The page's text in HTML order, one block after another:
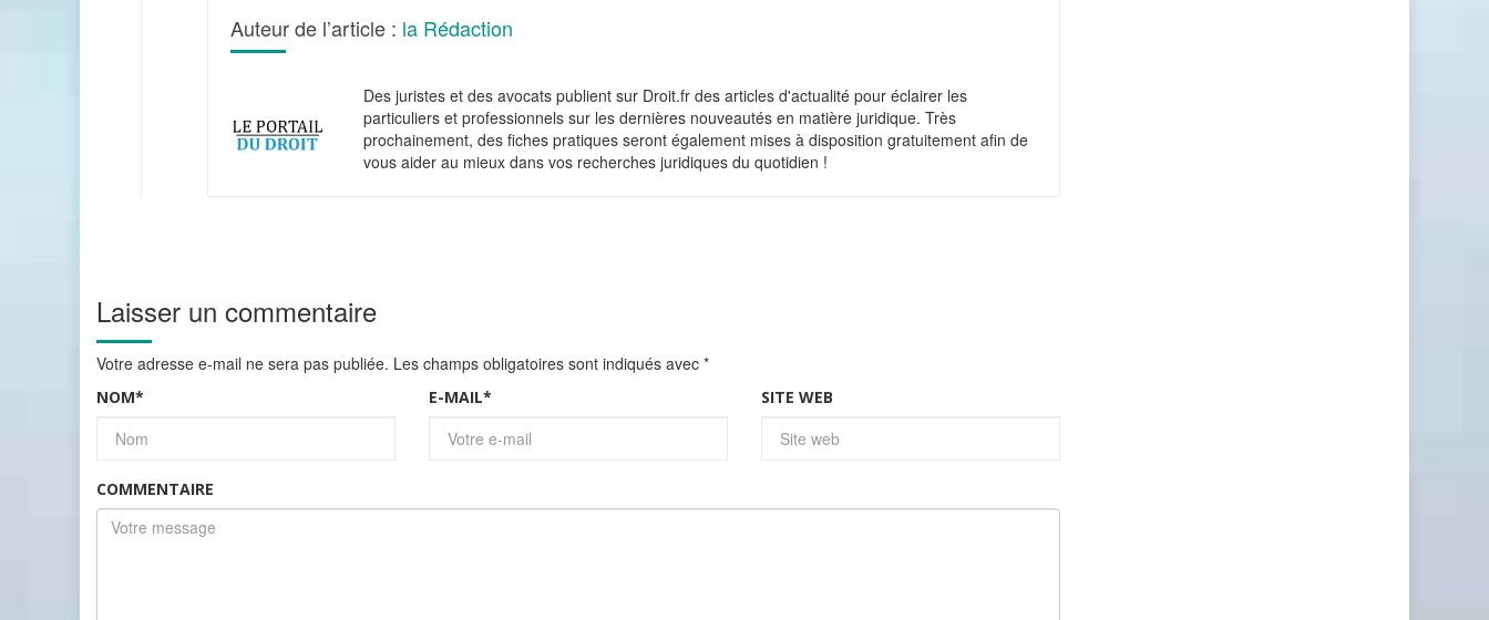
Auteur de l’article : la Rédaction
Des juristes et des avocats publient sur Droit.fr des articles d'actualité pour éclairer les
particuliers et professionnels sur les dernières nouveautés en matière juridique. Très
prochainement, des fiches pratiques seront également mises à disposition gratuitement afin de
vous aider au mieux dans vos recherches juridiques du quotidien !
Laisser un commentaire
Votre adresse e-mail ne sera pas publiée. Les champs obligatoires sont indiqués avec *
NOM* E-MAIL* SITE WEB
COMMENTAIRE